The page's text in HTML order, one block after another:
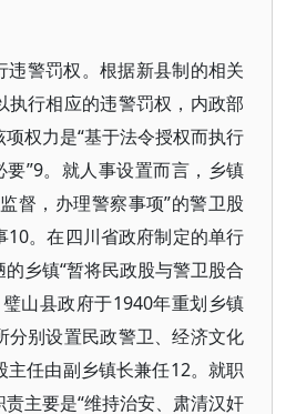
违警罚权。根据新县制的相关
执行相应的违警罚权，内政部
权力是“基于法令授权而执行
要”9。就人事设置而言，乡镇
督，办理警察事项”的警卫股
10。在四川省政府制定的单行
乡镇“暂将民政股与警卫股合
山县政府于1940年重划乡镇
分别设置民政警卫、经济文化
主任由副乡镇长兼任12。就职
主要是“维持治安、肃清汉奸